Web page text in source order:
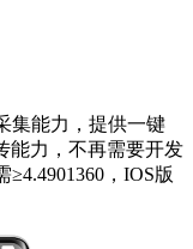
集能力，提供一键
能力，不再需要开发
，IOS版